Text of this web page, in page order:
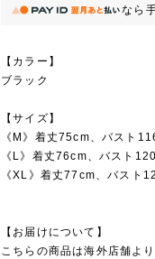
なら
【カラー】
ブラック
【サイズ】
《M》着丈75cm、バスト
《L》着丈76cm、バスト
《XL》着丈77cm、バスト
【お届けについて】
こちらの商品は海外店舗よ